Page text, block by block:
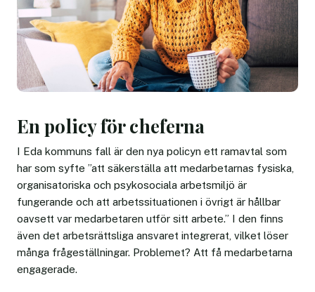
En policy för cheferna
I Eda kommuns fall är den nya policyn ett ramavtal som
har som syfte ”att säkerställa att medarbetarnas fysiska,
organisatoriska och psykosociala arbetsmiljö är
fungerande och att arbetssituationen i övrigt är hållbar
oavsett var medarbetaren utför sitt arbete.” I den finns
även det arbetsrättsliga ansvaret integrerat, vilket löser
många frågeställningar. Problemet? Att få medarbetarna
engagerade.